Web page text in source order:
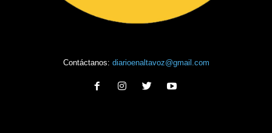
Contáctanos: diarioenaltavoz@gmail.com